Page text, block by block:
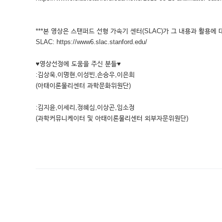
***본 영상은 스탠퍼드 선형 가속기 센터(SLAC)가 그 내용과 활용에
SLAC: https://www6.slac.stanford.edu/
♥영상선정에 도움을 주신 분들♥
:김상욱,이명현,이성빈,손승우,이은희
(아태이론물리센터 과학문화위원단)
:김지윤,이세리,정혜심,이상곤,임소정
(과학커뮤니케이터 및 아태이론물리센터 외부자문위원단)